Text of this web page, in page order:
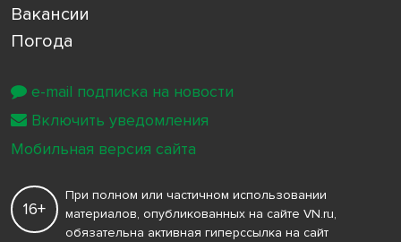
Вакансии
Погода
16+
При полном или частичном использовании
материалов, опубликованных на сайте VN.ru,
обязательна активная гиперссылка на сайт
e-mail подписка на новости
Включить уведомления
Мобильная версия сайта